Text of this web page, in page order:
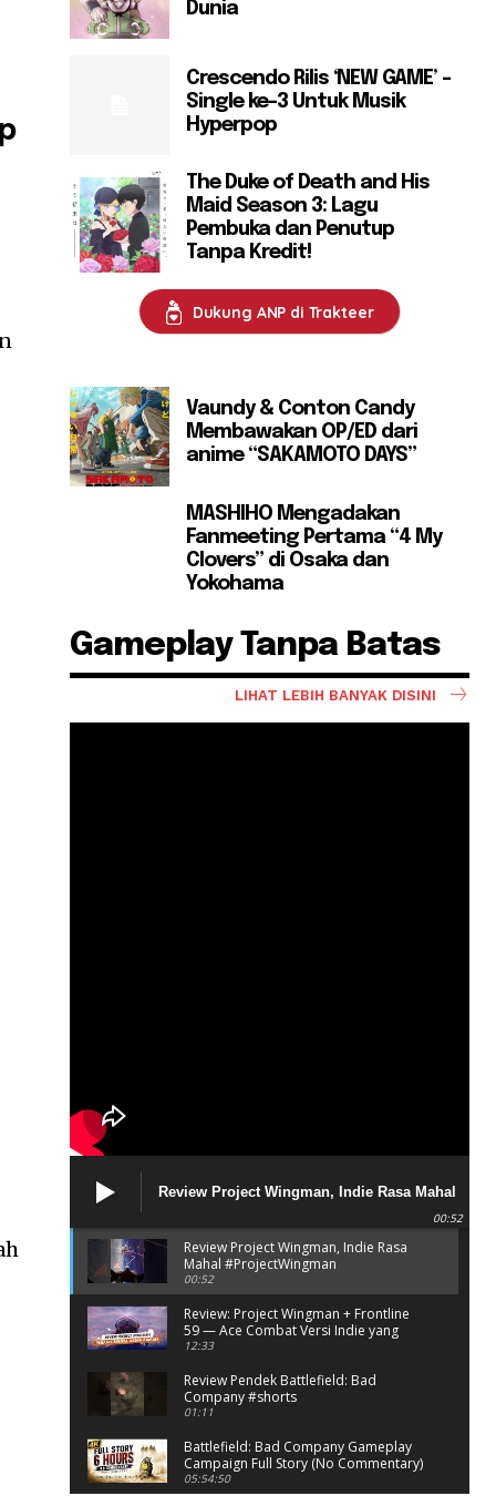
Dunia
Crescendo Rilis ‘NEW GAME’ –
Single ke-3 Untuk Musik
Hyperpop
The Duke of Death and His
Maid Season 3: Lagu
Pembuka dan Penutup
Tanpa Kredit!
Dukung ANP di Trakteer
Vaundy & Conton Candy
Membawakan OP/ED dari
anime “SAKAMOTO DAYS”
MASHIHO Mengadakan
Fanmeeting Pertama “4 My
Clovers” di Osaka dan
Yokohama
Gameplay Tanpa Batas
LIHAT LEBIH BANYAK DISINI
Review Project Wingman, Indie Rasa Mahal
00:52
Review Project Wingman, Indie Rasa
Mahal #ProjectWingman
00:52
Review: Project Wingman + Frontline
59 — Ace Combat Versi Indie yang
Bikin Nagih
12:33
Review Pendek Battlefield: Bad
Company #shorts
01:11
Battlefield: Bad Company Gameplay
Campaign Full Story (No Commentary)
05:54:50